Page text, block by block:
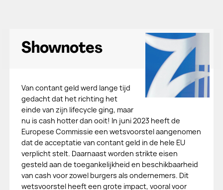
Shownotes
Van contant geld werd lange tijd
gedacht dat het richting het
einde van zijn lifecycle ging, maar
nu is cash hotter dan ooit! In juni 2023 heeft de
Europese Commissie een wetsvoorstel aangenomen
dat de acceptatie van contant geld in de hele EU
verplicht stelt. Daarnaast worden strikte eisen
gesteld aan de toegankelijkheid en beschikbaarheid
van cash voor zowel burgers als ondernemers. Dit
wetsvoorstel heeft een grote impact, vooral voor